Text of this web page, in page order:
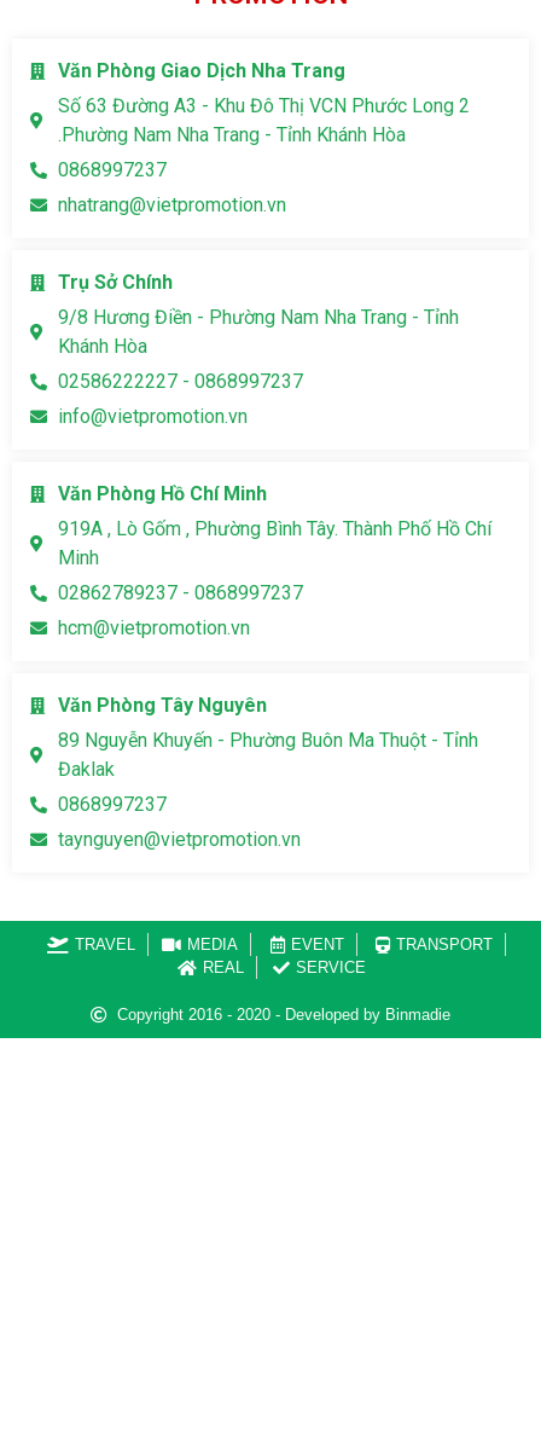
Văn Phòng Giao Dịch Nha Trang
Số 63 Đường A3 - Khu Đô Thị VCN Phước Long 2
.Phường Nam Nha Trang - Tỉnh Khánh Hòa
0868997237
nhatrang@vietpromotion.vn
Trụ Sở Chính
9/8 Hương Điền - Phường Nam Nha Trang - Tỉnh
Khánh Hòa
02586222227 - 0868997237
info@vietpromotion.vn
Văn Phòng Hồ Chí Minh
919A , Lò Gốm , Phường Bình Tây. Thành Phố Hồ Chí
Minh
02862789237 - 0868997237
hcm@vietpromotion.vn
Văn Phòng Tây Nguyên
89 Nguyễn Khuyến - Phường Buôn Ma Thuột - Tỉnh
Đaklak
0868997237
taynguyen@vietpromotion.vn
Copyright 2016 - 2020 - Developed by Binmadie
TRAVEL MEDIA EVENT
TRANSPORT
REAL
SERVICE